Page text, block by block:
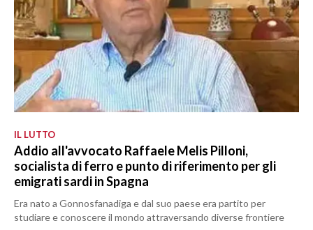
IL LUTTO
Addio all'avvocato Raffaele Melis Pilloni,
socialista di ferro e punto di riferimento per gli
emigrati sardi in Spagna
Era nato a Gonnosfanadiga e dal suo paese era partito per
studiare e conoscere il mondo attraversando diverse frontiere